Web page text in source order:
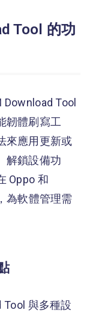
Tool 的功
Tool
韌體刷寫工
來應用更新或
解鎖設備功
Oppo 和
為軟體管理需
Tool 與多種設